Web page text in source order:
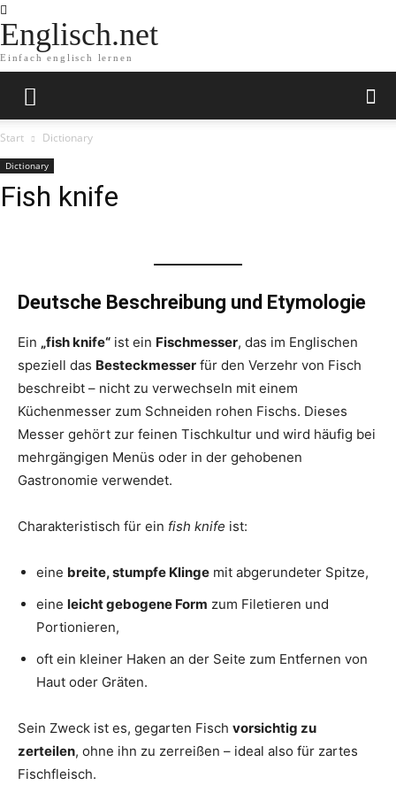
Englisch.net
Einfach englisch lernen
Start Dictionary
Dictionary
Fish knife
Deutsche Beschreibung und Etymologie
Ein „fish knife“ ist ein Fischmesser, das im Englischen
speziell das Besteckmesser für den Verzehr von Fisch
beschreibt – nicht zu verwechseln mit einem
Küchenmesser zum Schneiden rohen Fischs. Dieses
Messer gehört zur feinen Tischkultur und wird häufig bei
mehrgängigen Menüs oder in der gehobenen
Gastronomie verwendet.
Charakteristisch für ein fish knife ist:
eine breite, stumpfe Klinge mit abgerundeter Spitze,
eine leicht gebogene Form zum Filetieren und
Portionieren,
oft ein kleiner Haken an der Seite zum Entfernen von
Haut oder Gräten.
Sein Zweck ist es, gegarten Fisch vorsichtig zu
zerteilen, ohne ihn zu zerreißen – ideal also für zartes
Fischfleisch.